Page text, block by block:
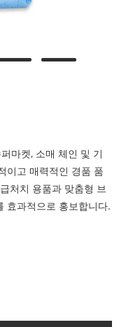
마켓, 소매 체인 및 기
이고 매력적인 경품 품
처치 용품과 맞춤형 브
효과적으로 홍보합니다.